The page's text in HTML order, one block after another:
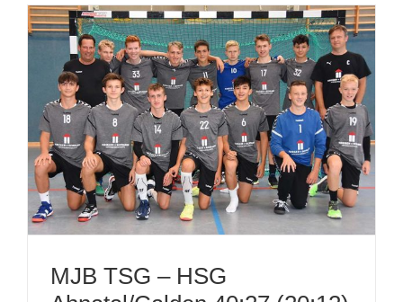
–
TSG:
34:37
MJB TSG – HSG